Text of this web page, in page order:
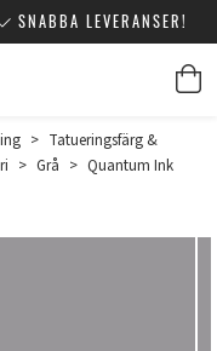
SNABBA LEVERANSER!
> Tatueringsfärg &
> Grå > Quantum Ink